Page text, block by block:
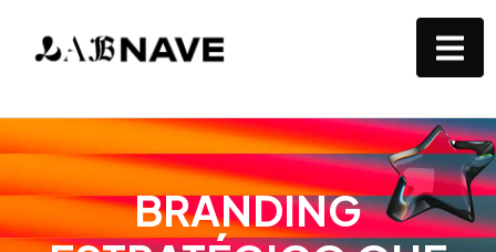
BRANDING